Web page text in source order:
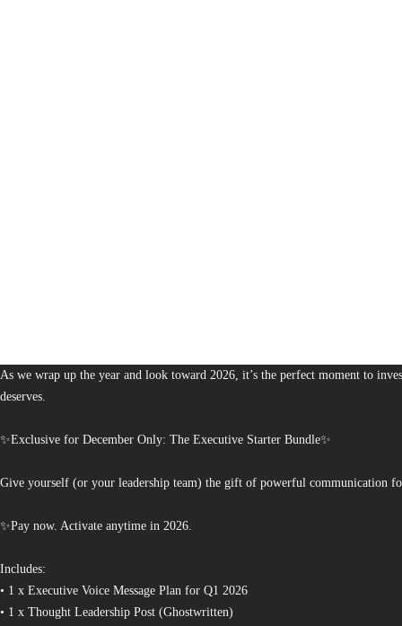
As we wrap up the year and look toward 2026, it’s the perfect moment to
deserves.
✨Exclusive for December Only: The Executive Starter Bundle✨
Give yourself (or your leadership team) the gift of powerful communication
✨Pay now. Activate anytime in 2026.
Includes:
• 1 x Executive Voice Message Plan for Q1 2026
• 1 x Thought Leadership Post (Ghostwritten)